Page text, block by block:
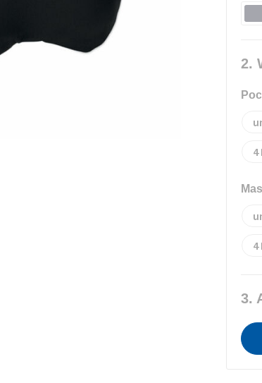
2.
4
4
3.